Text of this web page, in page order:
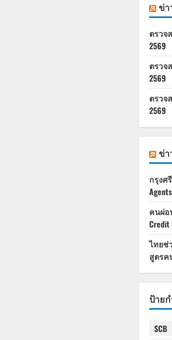
ข่า
ตรวจ
2569
ตรวจ
2569
ตรวจ
2569
ข่า
กรุงศ
คนผ่อ
ไทยช่
สูตรค
ป้าย
SCB